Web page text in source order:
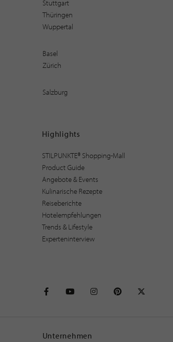
Stuttgart
Thüringen
Wuppertal
Basel
Zürich
Salzburg
Highlights
STILPUNKTE® Shopping-Mall
Product Guide
Angebote & Events
Kulinarische Rezepte
Reiseberichte
Hotelempfehlungen
Trends & Lifestyle
Experteninterview
Unternehmen